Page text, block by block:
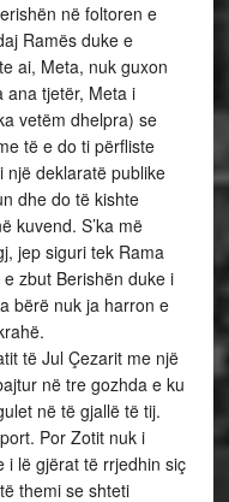
në foltoren e
Ramës duke e
ai, Meta, nuk guxon
ana tjetër, Meta i
vetëm dhelpra) se
të e do ti përfliste
një deklaratë publike
dhe do të kishte
kuvend. S’ka më
jep siguri tek Rama
zbut Berishën duke i
bërë nuk ja harron e
të Jul Çezarit me një
në tre gozhda e ku
në të gjallë të tij.
Por Zotit nuk i
i lë gjërat të rrjedhin siç
themi se shteti